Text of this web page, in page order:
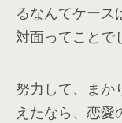
るなんてケース
対面ってことで
努力して、まか
えたなら、恋愛